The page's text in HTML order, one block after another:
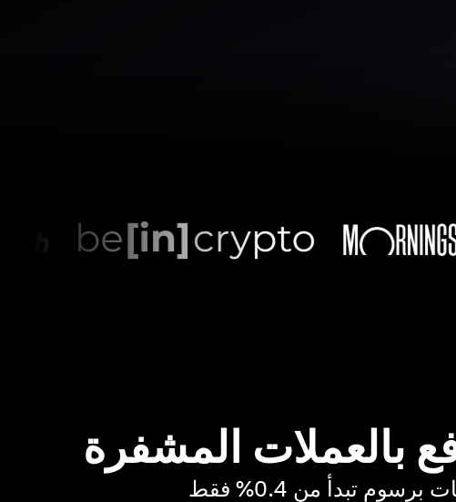
بالعملات المشفرة
تبدأ من 0.4% فقط